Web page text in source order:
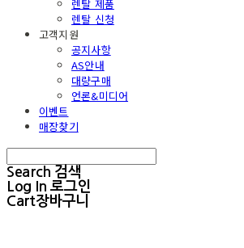
렌탈 제품
렌탈 신청
고객지원
공지사항
AS안내
대량구매
언론&미디어
이벤트
매장찾기
Search 검색
Log In 로그인
Cart장바구니